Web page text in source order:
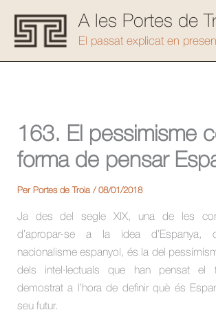
contingut
A les Portes de
El passat explicat en
163. El pessimisme
forma de pensar
Per Portes de Troia / 08/01/2018
Ja des del segle XIX, una de les
d’apropar-se a la idea d’Espanya,
nacionalisme espanyol, és la del
dels intel·lectuals que han pensat el
demostrat a l’hora de definir què és
seu futur.